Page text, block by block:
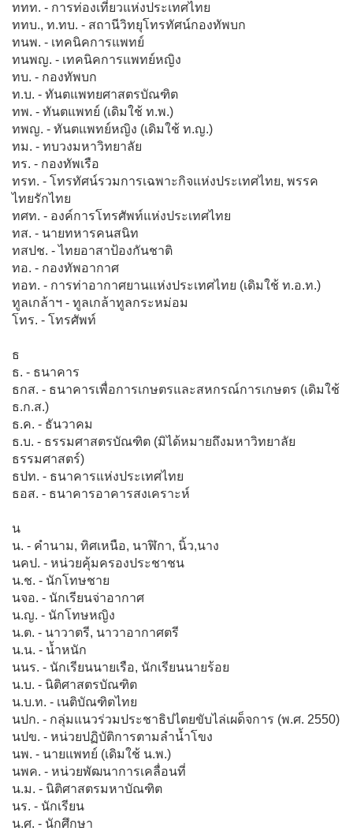
ททท. - การท่องเที่ยวแห่งประเทศไทย
ททบ., ท.ทบ. - สถานีวิทยุโทรทัศน์กองทัพบก
ทนพ. - เทคนิคการแพทย์
ทนพญ. - เทคนิคการแพทย์หญิง
ทบ. - กองทัพบก
ท.บ. - ทันตแพทยศาสตรบัณฑิต
ทพ. - ทันตแพทย์ (เดิมใช้ ท.พ.)
ทพญ. - ทันตแพทย์หญิง (เดิมใช้ ท.ญ.)
ทม. - ทบวงมหาวิทยาลัย
ทร. - กองทัพเรือ
ทรท. - โทรทัศน์รวมการเฉพาะกิจแห่งประเทศไทย, พรรค
ไทยรักไทย
ทศท. - องค์การโทรศัพท์แห่งประเทศไทย
ทส. - นายทหารคนสนิท
ทสปช. - ไทยอาสาป้องกันชาติ
ทอ. - กองทัพอากาศ
ทอท. - การท่าอากาศยานแห่งประเทศไทย (เดิมใช้ ท.อ.ท.)
ทูลเกล้าฯ - ทูลเกล้าทูลกระหม่อม
โทร. - โทรศัพท์
ธ
ธ. - ธนาคาร
ธกส. - ธนาคารเพื่อการเกษตรและสหกรณ์การเกษตร (เดิมใช้
ธ.ก.ส.)
ธ.ค. - ธันวาคม
ธ.บ. - ธรรมศาสตรบัณฑิต (มิได้หมายถึงมหาวิทยาลัย
ธรรมศาสตร์)
ธปท. - ธนาคารแห่งประเทศไทย
ธอส. - ธนาคารอาคารสงเคราะห์
น
น. - คำนาม, ทิศเหนือ, นาฬิกา, นิ้ว,นาง
นคป. - หน่วยคุ้มครองประชาชน
น.ช. - นักโทษชาย
นจอ. - นักเรียนจ่าอากาศ
น.ญ. - นักโทษหญิง
น.ต. - นาวาตรี, นาวาอากาศตรี
น.น. - น้ำหนัก
นนร. - นักเรียนนายเรือ, นักเรียนนายร้อย
น.บ. - นิติศาสตรบัณฑิต
น.บ.ท. - เนติบัณฑิตไทย
นปก. - กลุ่มแนวร่วมประชาธิปไตยขับไล่เผด็จการ (พ.ศ. 2550)
นปข. - หน่วยปฏิบัติการตามลำน้ำโขง
นพ. - นายแพทย์ (เดิมใช้ น.พ.)
นพค. - หน่วยพัฒนาการเคลื่อนที่
น.ม. - นิติศาสตรมหาบัณฑิต
นร. - นักเรียน
น.ศ. - นักศึกษา